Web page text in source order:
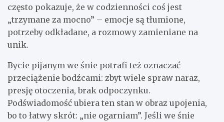
często pokazuje, że w codzienności coś jest
„trzymane za mocno” – emocje są tłumione,
potrzeby odkładane, a rozmowy zamieniane na
unik.
Bycie pijanym we śnie potrafi też oznaczać
przeciążenie bodźcami: zbyt wiele spraw naraz,
presję otoczenia, brak odpoczynku.
Podświadomość ubiera ten stan w obraz upojenia,
bo to łatwy skrót: „nie ogarniam”. Jeśli we śnie